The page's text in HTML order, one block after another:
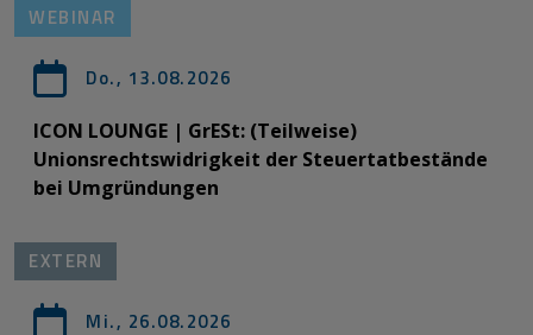
WEBINAR
Do., 13.08.2026
ICON LOUNGE | GrESt: (Teilweise)
Unionsrechtswidrigkeit der Steuertatbestände
bei Umgründungen
EXTERN
Mi., 26.08.2026